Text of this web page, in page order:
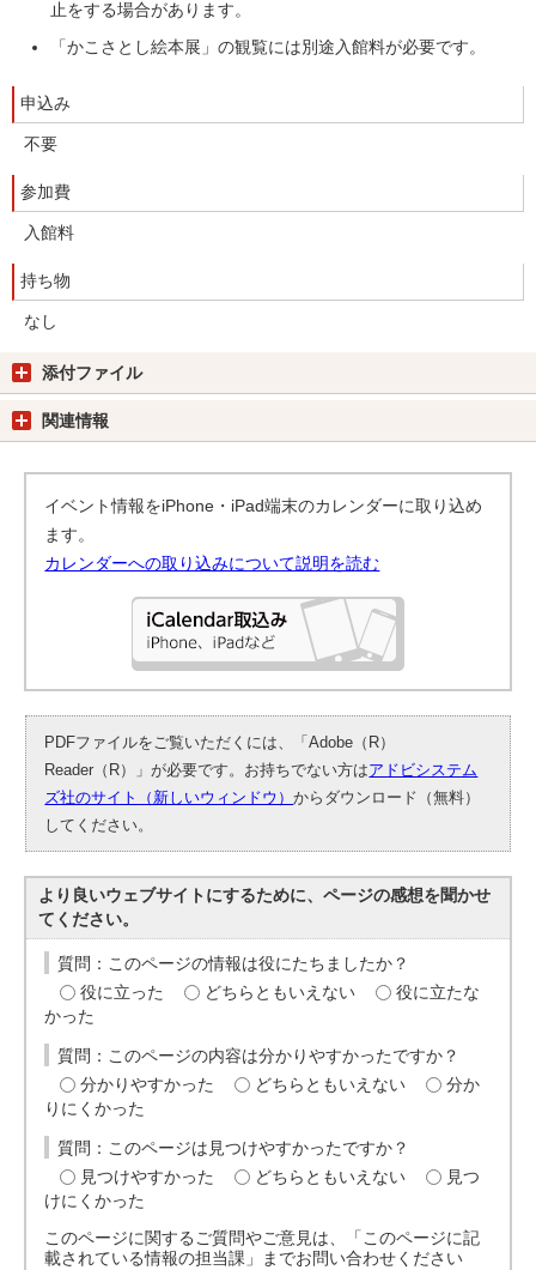
止をする場合があります。
「かこさとし絵本展」の観覧には別途入館料が必要です。
申込み
不要
参加費
入館料
持ち物
なし
添付ファイル
関連情報
イベント情報をiPhone・iPad端末のカレンダーに取り込め
ます。
カレンダーへの取り込みについて説明を読む
PDFファイルをご覧いただくには、「Adobe（R）
Reader（R）」が必要です。お持ちでない方はアドビシステム
ズ社のサイト（新しいウィンドウ）からダウンロード（無料）
してください。
より良いウェブサイトにするために、ページの感想を聞かせ
てください。
質問：このページの情報は役にたちましたか？
役に立った
どちらともいえない
役に立たな
かった
質問：このページの内容は分かりやすかったですか？
分かりやすかった
どちらともいえない
分か
りにくかった
質問：このページは見つけやすかったですか？
見つけやすかった
どちらともいえない
見つ
けにくかった
このページに関するご質問やご意見は、「このページに記
載されている情報の担当課」までお問い合わせください